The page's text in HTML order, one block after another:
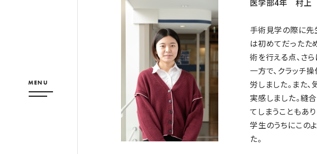
MENU
手術見学の際に先
は初めてだったた
術を行える点、さ
一方で、クラッチ
労しました。また
実感しました。縫
てしまうこともあり
学生のうちにこの
た。